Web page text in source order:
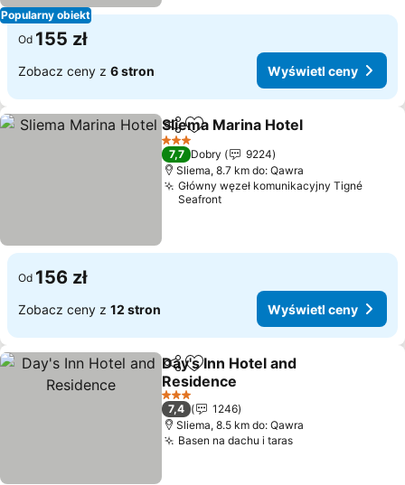
Popularny obiekt
Od 155 zł
Zobacz ceny z 6 stron Wyświetl ceny
Udostępnij
Dodaj do ulubionych
Sliema Marina Hotel
3 Kategoria
7,7 Dobry
9224
Sliema, 8.7 km do: Qawra
Główny węzeł komunikacyjny Tigné
Seafront
Od 156 zł
Zobacz ceny z 12 stron Wyświetl ceny
UdostępnijDodaj do ulubionych
Day's Inn Hotel and
Residence
3 Kategoria
7,4
1246
Sliema, 8.5 km do: Qawra
Basen na dachu i taras